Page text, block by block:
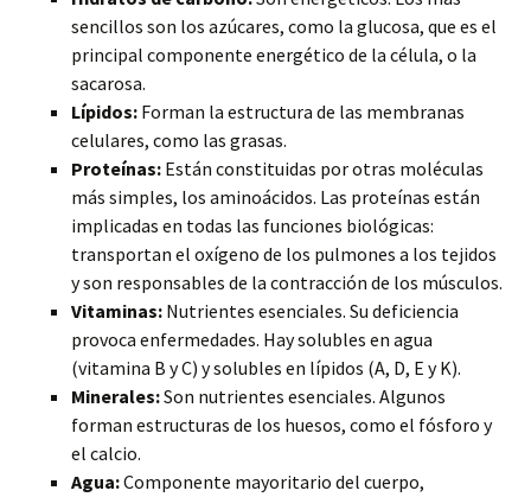
sencillos son los azúcares, como la glucosa, que es el
principal componente energético de la célula, o la
sacarosa.
Lípidos: Forman la estructura de las membranas
celulares, como las grasas.
Proteínas: Están constituidas por otras moléculas
más simples, los aminoácidos. Las proteínas están
implicadas en todas las funciones biológicas:
transportan el oxígeno de los pulmones a los tejidos
y son responsables de la contracción de los músculos.
Vitaminas: Nutrientes esenciales. Su deficiencia
provoca enfermedades. Hay solubles en agua
(vitamina B y C) y solubles en lípidos (A, D, E y K).
Minerales:Son nutrientes esenciales. Algunos
forman estructuras de los huesos, como el fósforo y
el calcio.
Agua:Componente mayoritario del cuerpo,